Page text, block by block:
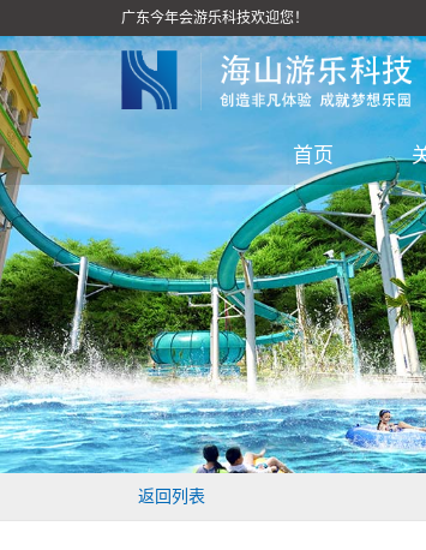
广东今年会游乐科技欢迎您！
首页
返回列表